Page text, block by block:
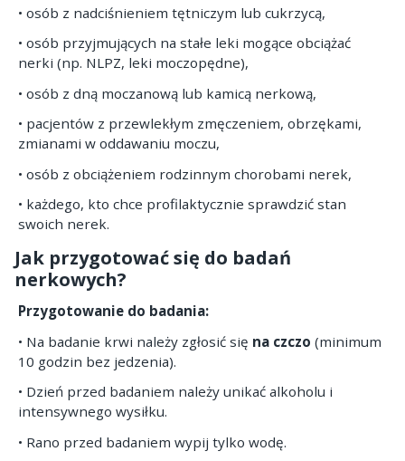
• osób z nadciśnieniem tętniczym lub cukrzycą,
• osób przyjmujących na stałe leki mogące obciążać
nerki (np. NLPZ, leki moczopędne),
• osób z dną moczanową lub kamicą nerkową,
• pacjentów z przewlekłym zmęczeniem, obrzękami,
zmianami w oddawaniu moczu,
• osób z obciążeniem rodzinnym chorobami nerek,
• każdego, kto chce profilaktycznie sprawdzić stan
swoich nerek.
Jak przygotować się do badań
nerkowych?
Przygotowanie do badania:
• Na badanie krwi należy zgłosić się na czczo (minimum
10 godzin bez jedzenia).
• Dzień przed badaniem należy unikać alkoholu i
intensywnego wysiłku.
• Rano przed badaniem wypij tylko wodę.